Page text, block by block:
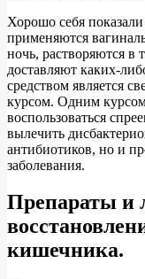
Хорошо себя
применяются
ночь, растворяются в
доставляют каких-
средством является
курсом. Одним
воспользоваться
вылечить
антибиотиков, но и
заболевания.
Препараты и
кишечника.